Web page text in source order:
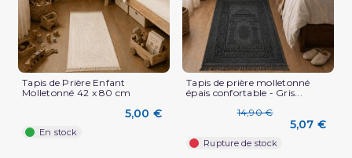
Tapis de Prière Enfant
Molletonné 42 x 80 cm
5,00 €
En stock
Tapis de prière molletonné
épais confortable - Gris...
14,90 €
5,07 €
Rupture de stock